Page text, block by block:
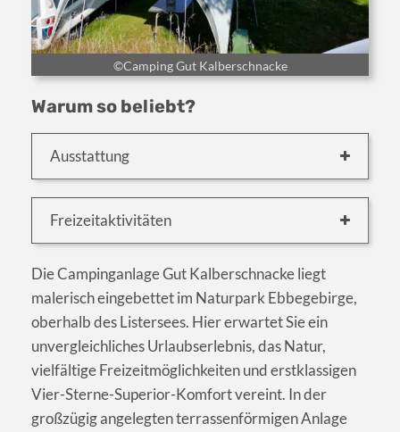
©Camping Gut Kalberschnacke
Warum so beliebt?
Ausstattung
Freizeitaktivitäten
Die Campinganlage Gut Kalberschnacke liegt
malerisch eingebettet im Naturpark Ebbegebirge,
oberhalb des Listersees. Hier erwartet Sie ein
unvergleichliches Urlaubserlebnis, das Natur,
vielfältige Freizeitmöglichkeiten und erstklassigen
Vier-Sterne-Superior-Komfort vereint. In der
großzügig angelegten terrassenförmigen Anlage